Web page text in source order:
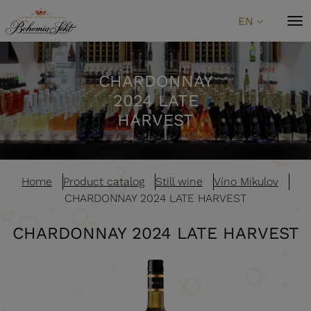
Skip to content
EN
CHARDONNAY
2024 LATE
HARVEST
Home Product catalog Still wine
Víno Mikulov
CHARDONNAY 2024 LATE HARVEST
CHARDONNAY 2024 LATE HARVEST